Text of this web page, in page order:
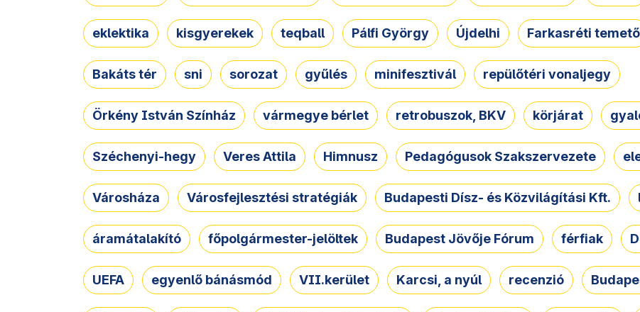
eklektika kisgyerekek teqball Pálfi György Újdelhi Farkasréti temető
Bakáts tér sni sorozat gyűlés minifesztivál repülőtéri vonaljegy
Örkény István Színház vármegye bérlet retrobuszok, BKV körjárat
Széchenyi-hegy Veres Attila Himnusz Pedagógusok Szakszervezete
Városháza Városfejlesztési stratégiák Budapesti Dísz- és Közvilágítási Kft.
áramátalakító főpolgármester-jelöltek Budapest Jövője Fórum férfiak
UEFA egyenlő bánásmód VII.kerület Karcsi, a nyúl recenzió